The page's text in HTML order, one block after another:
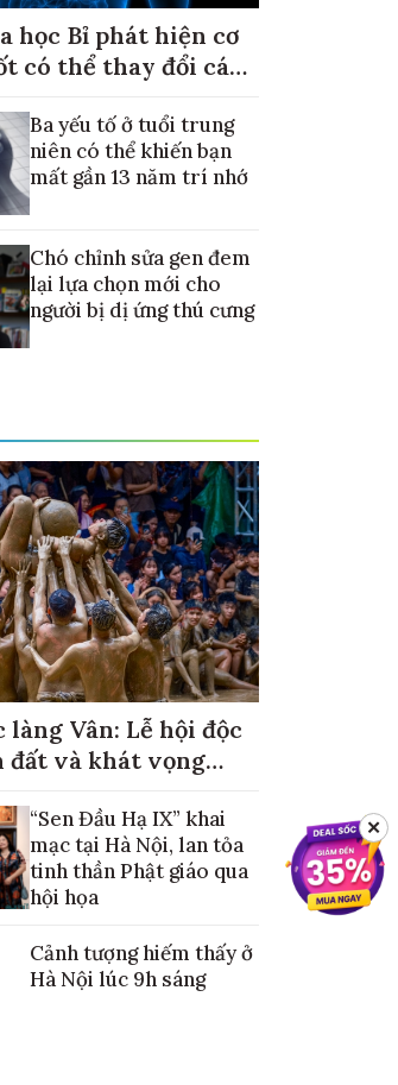
học Bỉ phát hiện cơ
có thể thay đổi cách
Ba yếu tố ở tuổi trung
niên có thể khiến bạn
mất gần 13 năm trí nhớ
Chó chỉnh sửa gen đem
lại lựa chọn mới cho
người bị dị ứng thú cưng
làng Vân: Lễ hội độc
đất và khát vọng
“Sen Đầu Hạ IX” khai
mạc tại Hà Nội, lan tỏa
tinh thần Phật giáo qua
hội họa
Cảnh tượng hiếm thấy ở
Hà Nội lúc 9h sáng
✕